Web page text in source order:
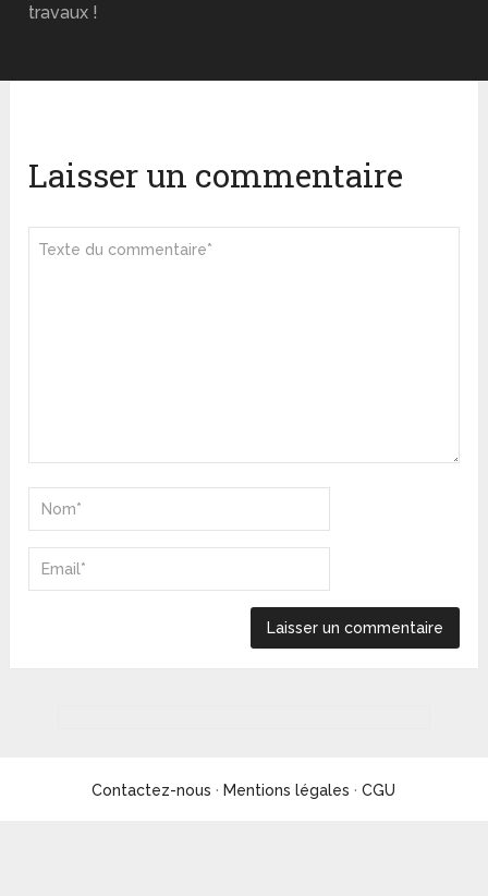
travaux !
Laisser un commentaire
Contactez-nous · Mentions légales ·CGU